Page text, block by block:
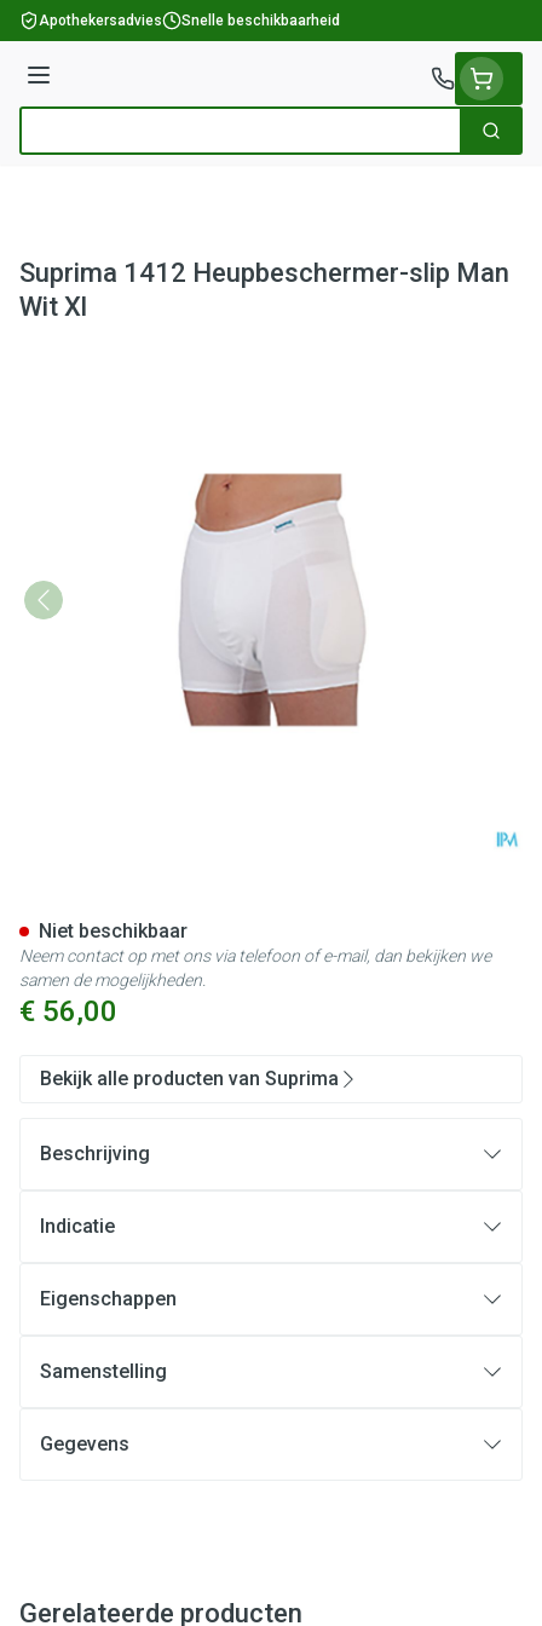
Ga naar de inhoud
Apothekersadvies Snelle beschikbaarheid
Menu
Zoek
Suprima 1412 Heupbeschermer-slip Man
Wit Xl
€ 56,00
Niet beschikbaar
Neem contact op met ons via telefoon of e-mail, dan bekijken we
samen de mogelijkheden.
Bekijk alle producten van Suprima
Beschrijving
Indicatie
Eigenschappen
Samenstelling
Gegevens
Gerelateerde producten